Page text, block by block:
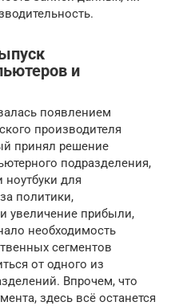
и
появлением
производителя
принял решение
подразделения,
для
политики,
увеличение прибыли,
необходимость
сегментов
от одного из
Впрочем, что
здесь всё останется